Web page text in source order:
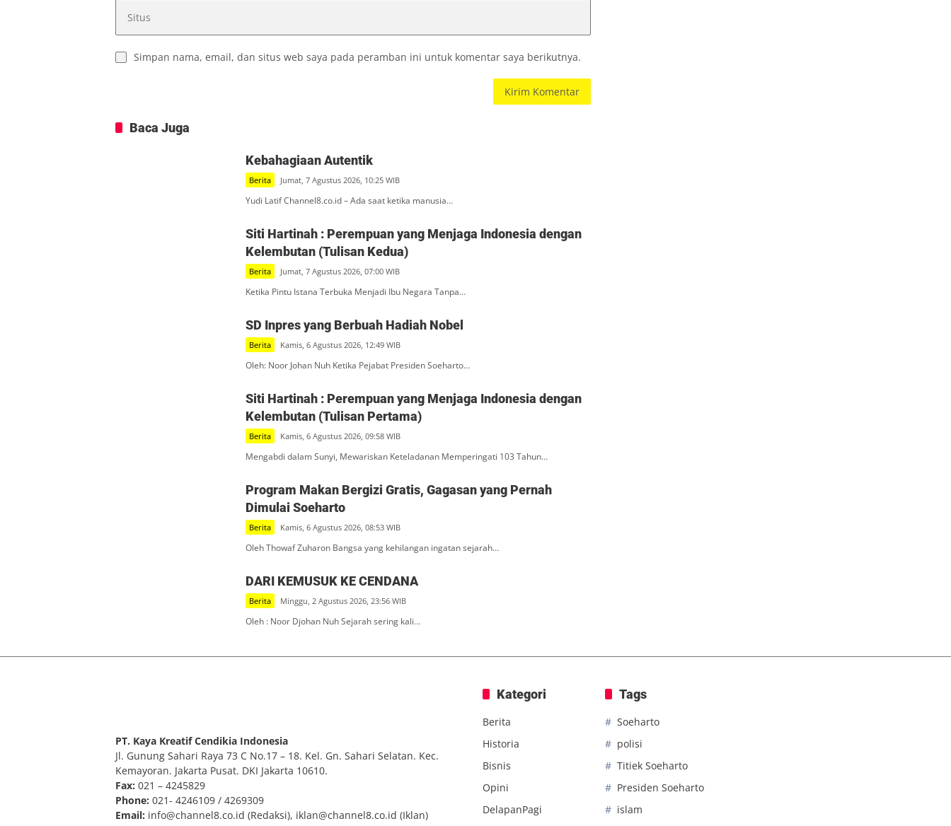
Simpan nama, email, dan situs web saya pada peramban ini untuk komentar saya berikutnya.
Baca Juga
Kebahagiaan Autentik
Berita Jumat, 7 Agustus 2026, 10:25 WIB
Yudi Latif Channel8.co.id – Ada saat ketika manusia…
Siti Hartinah : Perempuan yang Menjaga Indonesia dengan
Kelembutan (Tulisan Kedua)
Berita Jumat, 7 Agustus 2026, 07:00 WIB
Ketika Pintu Istana Terbuka Menjadi Ibu Negara Tanpa…
SD Inpres yang Berbuah Hadiah Nobel
Berita Kamis, 6 Agustus 2026, 12:49 WIB
Oleh: Noor Johan Nuh Ketika Pejabat Presiden Soeharto…
Siti Hartinah : Perempuan yang Menjaga Indonesia dengan
Kelembutan (Tulisan Pertama)
Berita Kamis, 6 Agustus 2026, 09:58 WIB
Mengabdi dalam Sunyi, Mewariskan Keteladanan Memperingati 103 Tahun…
Program Makan Bergizi Gratis, Gagasan yang Pernah
Dimulai Soeharto
Berita Kamis, 6 Agustus 2026, 08:53 WIB
Oleh Thowaf Zuharon Bangsa yang kehilangan ingatan sejarah…
DARI KEMUSUK KE CENDANA
Berita Minggu, 2 Agustus 2026, 23:56 WIB
Oleh : Noor Djohan Nuh Sejarah sering kali…
PT. Kaya Kreatif Cendikia Indonesia
Jl. Gunung Sahari Raya 73 C No.17 – 18. Kel. Gn. Sahari Selatan. Kec.
Kemayoran. Jakarta Pusat. DKI Jakarta 10610.
Fax: 021 – 4245829
Phone: 021- 4246109 / 4269309
Email: info@channel8.co.id (Redaksi), iklan@channel8.co.id (Iklan)
Kategori
Berita
Historia
Bisnis
Opini
DelapanPagi
Tags
Soeharto
polisi
Titiek Soeharto
Presiden Soeharto
islam